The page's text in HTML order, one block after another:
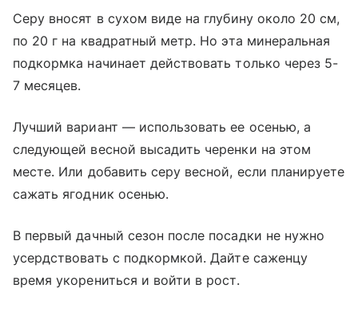
Серу вносят в сухом виде на глубину около 20 см,
по 20 г на квадратный метр. Но эта минеральная
подкормка начинает действовать только через 5-
7 месяцев.
Лучший вариант — использовать ее осенью, а
следующей весной высадить черенки на этом
месте. Или добавить серу весной, если планируете
сажать ягодник осенью.
В первый дачный сезон после посадки не нужно
усердствовать с подкормкой. Дайте саженцу
время укорениться и войти в рост.